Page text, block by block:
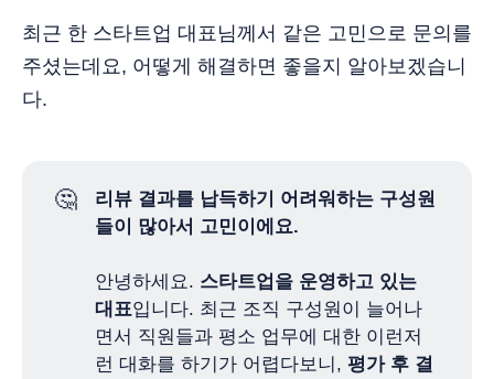
최근 한 스타트업 대표님께서 같은 고민으로 문의를
주셨는데요, 어떻게 해결하면 좋을지 알아보겠습니
다.
🤔
리뷰 결과를 납득하기 어려워하는 구성원
들이 많아서 고민이에요.
안녕하세요. 스타트업을 운영하고 있는
대표입니다. 최근 조직 구성원이 늘어나
면서 직원들과 평소 업무에 대한 이런저
런 대화를 하기가 어렵다보니,평가 후 결